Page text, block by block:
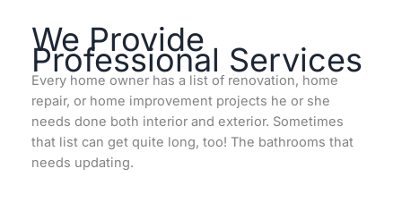
We Provide
Professional Services
Every home owner has a list of renovation, home
repair, or home improvement projects he or she
needs done both interior and exterior. Sometimes
that list can get quite long, too! The bathrooms that
needs updating.